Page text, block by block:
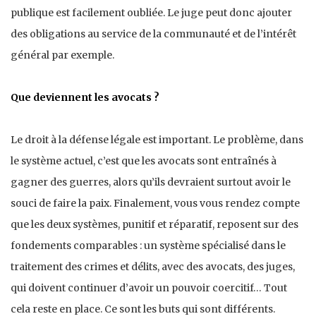
publique est facilement oubliée. Le juge peut donc ajouter
des obligations au service de la communauté et de l’intérêt
général par exemple.
Que deviennent les avocats ?
Le droit à la défense légale est important. Le problème, dans
le système actuel, c’est que les avocats sont entraînés à
gagner des guerres, alors qu’ils devraient surtout avoir le
souci de faire la paix. Finalement, vous vous rendez compte
que les deux systèmes, punitif et réparatif, reposent sur des
fondements comparables : un système spécialisé dans le
traitement des crimes et délits, avec des avocats, des juges,
qui doivent continuer d’avoir un pouvoir coercitif… Tout
cela reste en place. Ce sont les buts qui sont différents.